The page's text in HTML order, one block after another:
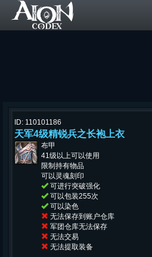
ID: 110101186
天军4级精锐兵之长袍上衣
布甲
41级以上可以使用
限制持有物品
可以灵魂刻印
可进行突破强化
可以包装255次
可以染色
无法保存到账户仓库
军团仓库无法保存
无法交易
无法提取装备